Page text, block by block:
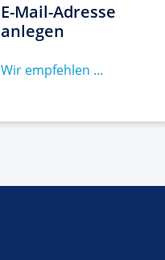
E-Mail-Adresse
anlegen
Wir empfehlen ...